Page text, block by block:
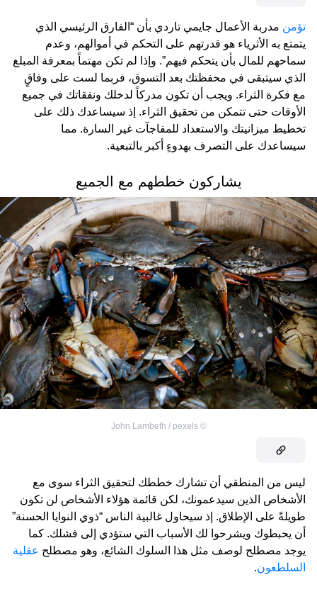
تؤمن مدربة الأعمال جايمي تاردي بأن “الفارق الرئيسي الذي
يتمتع به الأثرياء هو قدرتهم على التحكم في أموالهم، وعدم
سماحهم للمال بأن يتحكم فيهم”. وإذا لم تكن مهتماً بمعرفة المبلغ
الذي سيتبقى في محفظتك بعد التسوق، فربما لست على وفاقٍ
مع فكرة الثراء. ويجب أن تكون مدركاً لدخلك ونفقاتك في جميع
الأوقات حتى تتمكن من تحقيق الثراء. إذ سيساعدك ذلك على
تخطيط ميزانيتك والاستعداد للمفاجآت غير السارة. مما
سيساعدك على التصرف بهدوءٍ أكبر بالتبعية.
يشاركون خططهم مع الجميع
©
John Lambeth / pexels
ليس من المنطقي أن تشارك خططك لتحقيق الثراء سوى مع
الأشخاص الذين سيدعمونك، لكن قائمة هؤلاء الأشخاص لن تكون
طويلةً على الإطلاق. إذ سيحاول غالبية الناس “ذوي النوايا الحسنة”
أن يحبطوك ويشرحوا لك الأسباب التي ستؤدي إلى فشلك. كما
يوجد مصطلح لوصف مثل هذا السلوك الشائع، وهو مصطلح عقلية
السلطعون.